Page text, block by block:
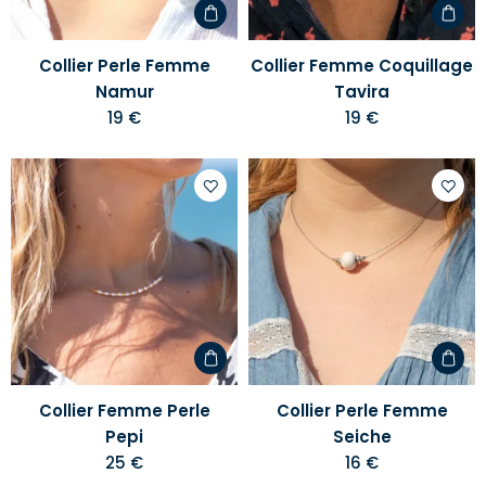
Collier Perle Femme
Namur
19 €
Collier Femme Coquillage
Tavira
19 €
Ajouter
à
votre
liste
d'envies
Collier Femme Perle
Pepi
25 €
à
votre
liste
Collier Perle Femme
Seiche
16 €